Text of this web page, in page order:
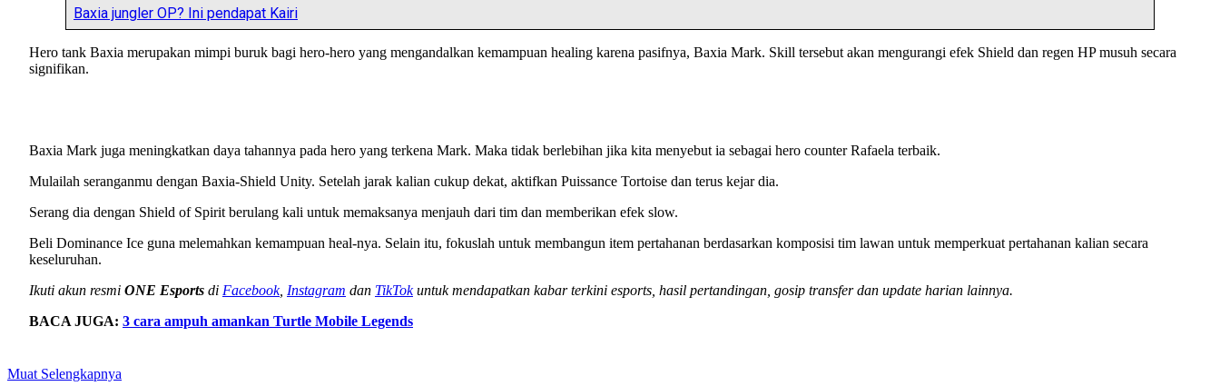
Baxia jungler OP? Ini pendapat Kairi
Hero tank Baxia merupakan mimpi buruk bagi hero-hero yang mengandalkan kemampuan healing karena pasifnya, Baxia Mark. Skill tersebut akan mengurangi efek Shield dan regen HP musuh secara
signifikan.
Baxia Mark juga meningkatkan daya tahannya pada hero yang terkena Mark. Maka tidak berlebihan jika kita menyebut ia sebagai hero counter Rafaela terbaik.
Mulailah seranganmu dengan Baxia-Shield Unity. Setelah jarak kalian cukup dekat, aktifkan Puissance Tortoise dan terus kejar dia.
Serang dia dengan Shield of Spirit berulang kali untuk memaksanya menjauh dari tim dan memberikan efek slow.
Beli Dominance Ice guna melemahkan kemampuan heal-nya. Selain itu, fokuslah untuk membangun item pertahanan berdasarkan komposisi tim lawan untuk memperkuat pertahanan kalian secara
keseluruhan.
Ikuti akun resmi ONE Esports di Facebook, Instagram dan TikTokuntuk mendapatkan kabar terkini esports, hasil pertandingan, gosip transfer dan update harian lainnya.
BACA JUGA: 3 cara ampuh amankan Turtle Mobile Legends
Muat Selengkapnya